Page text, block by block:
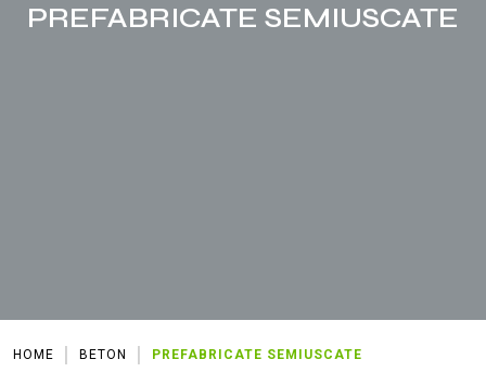
PREFABRICATE SEMIUSCATE
HOME BETON PREFABRICATE SEMIUSCATE